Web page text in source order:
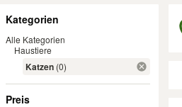
Kategorien
Alle Kategorien
Haustiere
Katzen (0)
Preis